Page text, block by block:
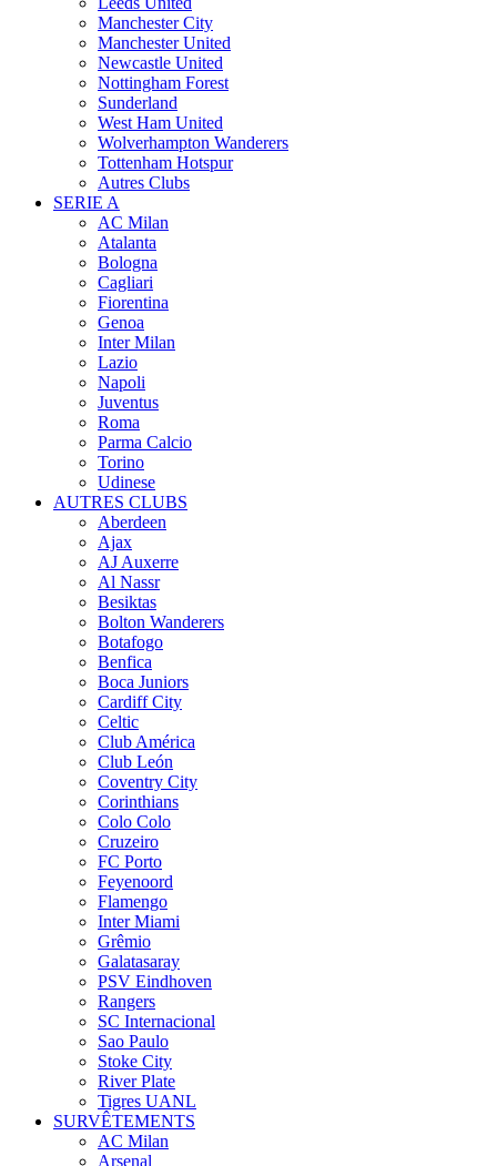
Manchester City
Manchester United
Newcastle United
Nottingham Forest
Sunderland
West Ham United
Wolverhampton Wanderers
Tottenham Hotspur
Autres Clubs
SERIE A
AC Milan
Atalanta
Bologna
Cagliari
Fiorentina
Genoa
Inter Milan
Lazio
Napoli
Juventus
Roma
Parma Calcio
Torino
Udinese
AUTRES CLUBS
Aberdeen
Ajax
AJ Auxerre
Al Nassr
Besiktas
Bolton Wanderers
Botafogo
Benfica
Boca Juniors
Cardiff City
Celtic
Club América
Club León
Coventry City
Corinthians
Colo Colo
Cruzeiro
FC Porto
Feyenoord
Flamengo
Inter Miami
Grêmio
Galatasaray
PSV Eindhoven
Rangers
SC Internacional
Sao Paulo
Stoke City
River Plate
Tigres UANL
SURVÊTEMENTS
AC Milan
Arsenal